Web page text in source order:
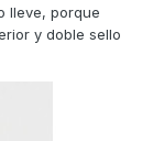
lleve, porque
y doble sello